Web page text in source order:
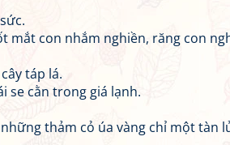
mắt con nhắm nghiền, răng con
táp lá.
se cằn trong giá lạnh.
thảm cỏ úa vàng chỉ một tàn